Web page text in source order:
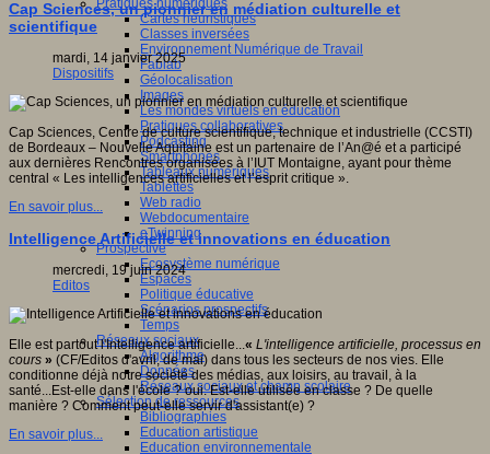
Pratiques numériques
Cartes heuristiques
Classes inversées
Environnement Numérique de Travail
Fablab
Géolocalisation
Images
Les mondes virtuels en éducation
Pratiques collaboratives
Podcasting
Smartphones
Tableaux numériques
Tablettes
Web radio
Webdocumentaire
eTwinning
Prospective
Ecosystème numérique
Espaces
Politique éducative
Scénarios prospectifs
Temps
Réseaux sociaux
Algorithme
Données
Réseaux sociaux et champ scolaire
Sélection de ressources
Bibliographies
Education artistique
Education environnementale
Cap Sciences, un pionnier en médiation culturelle et
scientifique
mardi, 14 janvier 2025
Dispositifs
Cap Sciences, Centre de culture scientifique, technique et industrielle (CCSTI)
de Bordeaux – Nouvelle Aquitaine est un partenaire de l’An@é et a participé
aux dernières Rencontres organisées à l’IUT Montaigne, ayant pour thème
central « Les intelligences artificielles et l’esprit critique ».
En savoir plus...
Intelligence Artificielle et innovations en éducation
mercredi, 19 juin 2024
Editos
Elle est partout l'Intelligence artificielle...« L'intelligence artificielle, processus en
cours » (CF/Editos d'avril, de mai) dans tous les secteurs de nos vies. Elle
conditionne déjà notre société des médias, aux loisirs, au travail, à la
santé...Est-elle dans l'école ? oui. Est-elle utilisée en classe ? De quelle
manière ? Comment peut-elle servir d'assistant(e) ?
En savoir plus...